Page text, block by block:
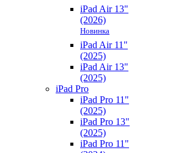
iPad Air 13"
(2026)
Новинка
iPad Air 11"
(2025)
iPad Air 13"
(2025)
iPad Pro
iPad Pro 11"
(2025)
iPad Pro 13"
(2025)
iPad Pro 11"